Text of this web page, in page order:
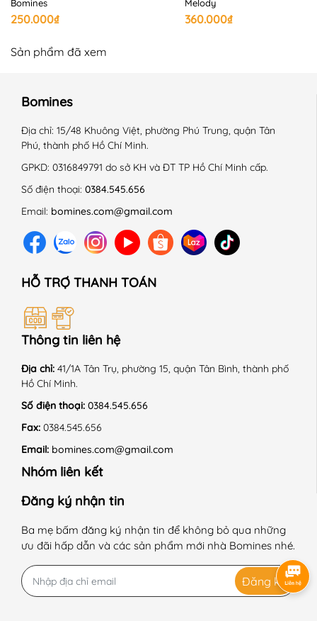
Bomines
250.000₫
Melody
360.000₫
Sản phẩm đã xem
Bomines
Địa chỉ: 15/48 Khuông Việt, phường Phú Trung, quận Tân
Phú, thành phố Hồ Chí Minh.
GPKD: 0316849791 do sở KH và ĐT TP Hồ Chí Minh cấp.
Số điện thoại: 0384.545.656
Email: bomines.com@gmail.com
HỖ TRỢ THANH TOÁN
Thông tin liên hệ
Địa chỉ: 41/1A Tân Trụ, phường 15, quận Tân Bình, thành phố
Hồ Chí Minh.
Số điện thoại: 0384.545.656
Fax: 0384.545.656
Email: bomines.com@gmail.com
Nhóm liên kết
Đăng ký nhận tin
Ba mẹ bấm đăng ký nhận tin để không bỏ qua những
ưu đãi hấp dẫn và các sản phẩm mới nhà Bomines nhé.
Đăng ký